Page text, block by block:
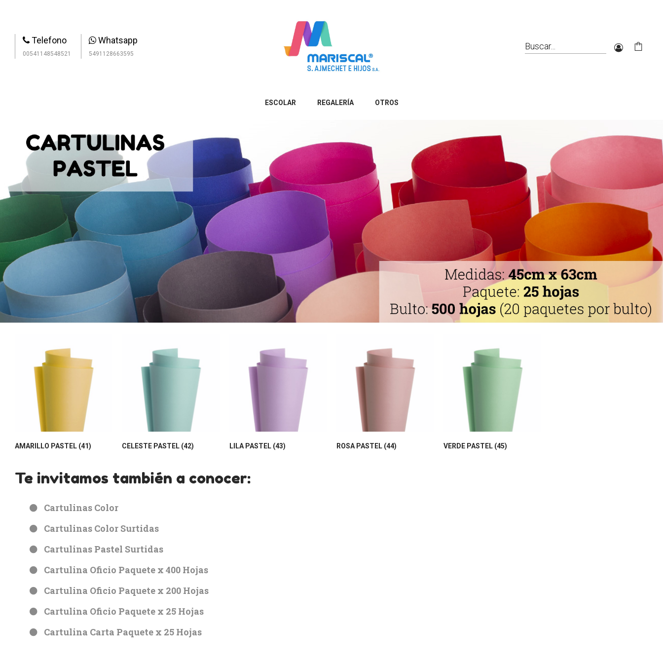
Telefono
00541148548521
Whatsapp
5491128663595
ESCOLAR REGALERÍA OTROS
AMARILLO PASTEL (41) CELESTE PASTEL (42) LILA PASTEL (43) ROSA PASTEL (44) VERDE PASTEL (45)
Te invitamos también a conocer:
Cartulinas Color
Cartulinas Color Surtidas
Cartulinas Pastel Surtidas
Cartulina Oficio Paquete x 400 Hojas
Cartulina Oficio Paquete x 200 Hojas
Cartulina Oficio Paquete x 25 Hojas
Cartulina Carta Paquete x 25 Hojas